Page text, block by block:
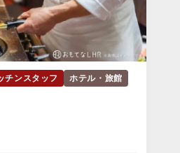
チンスタッフ
ホテル・旅館